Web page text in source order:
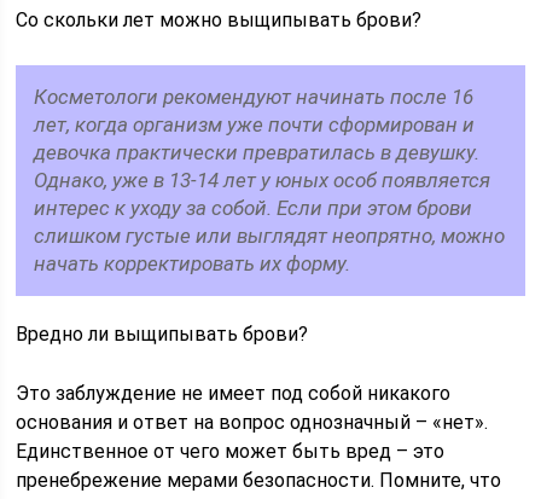
Со скольки лет можно выщипывать брови?
Косметологи рекомендуют начинать после 16
лет, когда организм уже почти сформирован и
девочка практически превратилась в девушку.
Однако, уже в 13-14 лет у юных особ появляется
интерес к уходу за собой. Если при этом брови
слишком густые или выглядят неопрятно, можно
начать корректировать их форму.
Вредно ли выщипывать брови?
Это заблуждение не имеет под собой никакого
основания и ответ на вопрос однозначный – «нет».
Единственное от чего может быть вред – это
пренебрежение мерами безопасности. Помните, что